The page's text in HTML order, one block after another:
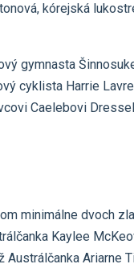
kórejská
gymnasta
cyklista Harrie
Caelebovi
minimálne dvoch
Kaylee
Austrálčanka Ariarne